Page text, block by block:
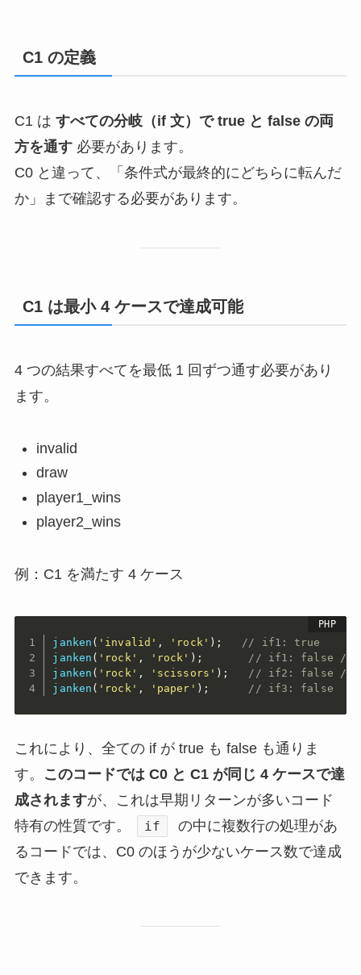
C1 の定義
C1 は すべての分岐（if 文）で true と false の両
方を通す必要があります。
C0 と違って、「条件式が最終的にどちらに転んだ
か」まで確認する必要があります。
C1 は最小 4 ケースで達成可能
4 つの結果すべてを最低 1 回ずつ通す必要があり
ます。
invalid
draw
player1_wins
player2_wins
例：C1 を満たす 4 ケース
janken ( 'invalid' , 'rock' ) ;
// if1: true
janken ( 'rock' , 'rock' ) ;
// if1: false /
janken ( 'rock' , 'scissors' ) ;
// if2: false /
janken ( 'rock' , 'paper' ) ; // if3: false
これにより、全ての if が true も false も通りま
す。
このコードでは C0 と C1 が同じ 4 ケースで達
成されますが、これは早期リターンが多いコード
特有の性質です。
if
の中に複数行の処理があ
るコードでは、C0 のほうが少ないケース数で達成
できます。